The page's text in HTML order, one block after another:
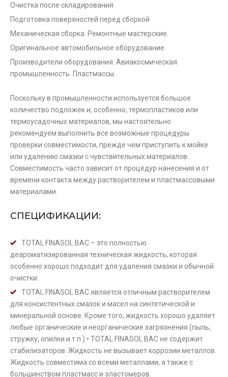
Очистка после складирования
Подготовка поверхностей перед сборкой
Механическая сборка. Ремонтные мастерские.
Оригинальное автомобильное оборудование.
Производители оборудования. Авиакосмическая
промышленность. Пластмассы.
Поскольку в промышленности используется большое
количество подложек и, особенно, термопластиков или
термоусадочных материалов, мы настоятельно
рекомендуем выполнить все возможные процедуры
проверки совместимости, прежде чем приступить к мойке
или удалению смазки с чувствительных материалов.
Совместимость часто зависит от процедур нанесения и от
времени контакта между растворителем и пластмассовыми
материалами.
СПЕЦИФИКАЦИИ:
TOTAL FINASOL BAC – это полностью
деароматизированная техническая жидкость, которая
особенно хорошо подходит для удаления смазки и обычной
очистки.
TOTAL FINASOL BAC является отличным растворителем
для консистентных смазок и масел на синтетической и
минеральной основе. Кроме того, жидкость хорошо удаляет
любые органические и неорганические загрязнения (пыль,
стружку, опилки и т.п.) • TOTAL FINASOL BAC не содержит
стабилизаторов. Жидкость не вызывает коррозии металлов.
Жидкость совместима со всеми металлами, а также с
большинством пластмасс и эластомеров.